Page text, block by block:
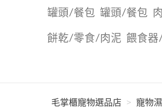
罐頭/餐包 罐頭/餐包
餅乾/零食/肉泥 餵食
毛掌櫃寵物選品店 寵物